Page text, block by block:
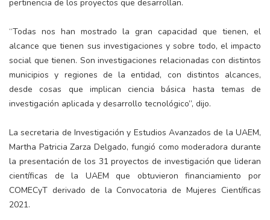
pertinencia de los proyectos que desarrollan.
“Todas nos han mostrado la gran capacidad que tienen, el
alcance que tienen sus investigaciones y sobre todo, el impacto
social que tienen. Son investigaciones relacionadas con distintos
municipios y regiones de la entidad, con distintos alcances,
desde cosas que implican ciencia básica hasta temas de
investigación aplicada y desarrollo tecnológico”, dijo.
La secretaria de Investigación y Estudios Avanzados de la UAEM,
Martha Patricia Zarza Delgado, fungió como moderadora durante
la presentación de los 31 proyectos de investigación que lideran
científicas de la UAEM que obtuvieron financiamiento por
COMECyT derivado de la Convocatoria de Mujeres Científicas
2021.